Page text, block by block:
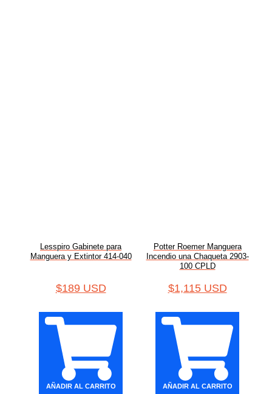
Lesspiro Gabinete para
Manguera y Extintor 414-040
$189 USD
AÑADIR AL CARRITO
Potter Roemer Manguera
Incendio una Chaqueta 2903-
100 CPLD
$1,115 USD
AÑADIR AL CARRITO